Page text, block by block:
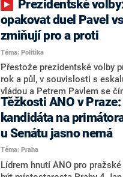
ministryně spravedlnosti ODS
rozhovoru pro CNN Prima
ohledně politického výkonu
Tejce (za ANO) či vládní
práva Taťány Malé (ANO).
adresu vlády prý byla ještě
vrátila k volební porážce
hnutí Naše Česko Martina
opakovat duel Pavel
zmiňují pro a proti
Téma: Politika
Přestože prezidentské volby
rok a půl, v souvislosti s
vládou a Petrem Pavlem se
tom, koho by do bitvy o Hrad
koalice. Někteří političtí
jméno premiéra Andreje
pravděpodobné, že se v
bude znovu opakovat souboj z
Těžkosti ANO v
kandidáta na
u Senátu jasno nemá
Téma: Praha
Lídrem hnutí ANO pro